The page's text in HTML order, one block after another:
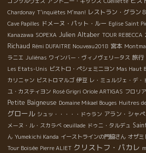
Chardonay T'inquiètes M'man! レストラン・グラン８
Cave Papilles ドメーヌ・パット・ルー Eglise Saint
Kanazawa SOPEXA Julien Altaber TOUR REBECCA
Richaud Rémi DUFAITRE Nouveau2018 宮本
ラニエ Juliénas ワインバー・ヴィノヴェリータス 旅行
Les Etats-Unis ビストロ・ペシェミニヨン Mas Haut
カリニャン ビストロマルゴ 伊豆 レ・ミュルジェ・デ
ユ・カスティヨン Rosé Grigri Oriole ARTIGAS フロリ
Petite Baigneuse Domaine Mikael Bouges Huitres
グロール シュッ・・・・・ドゥラン アラン・シャ
メーヌ・ル・スカラベ oeuillade ドゥニ・タルデュ
ん Yumekichi Kanda イーストラインの門脇さん オザミ
Tour Boisée Pierre ALIET クリストフ・パカレ